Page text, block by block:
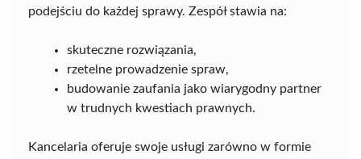
podejściu do każdej sprawy. Zespół stawia na:
skuteczne rozwiązania,
rzetelne prowadzenie spraw,
budowanie zaufania jako wiarygodny partner
w trudnych kwestiach prawnych.
Kancelaria oferuje swoje usługi zarówno w formie